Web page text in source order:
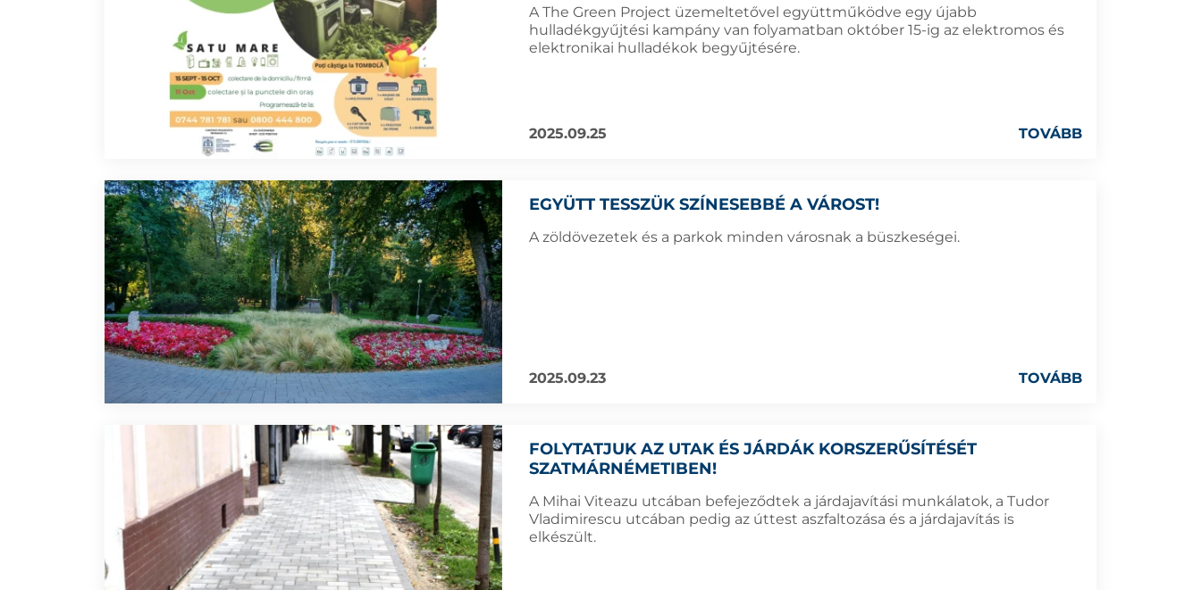
A The Green Project üzemeltetővel együttműködve egy újabb
hulladékgyűjtési kampány van folyamatban október 15-ig az elektromos és
elektronikai hulladékok begyűjtésére.
2025.09.25 TOVÁBB
EGYÜTT TESSZÜK SZÍNESEBBÉ A VÁROST!
A zöldövezetek és a parkok minden városnak a büszkeségei.
2025.09.23 TOVÁBB
FOLYTATJUK AZ UTAK ÉS JÁRDÁK KORSZERŰSÍTÉSÉT
SZATMÁRNÉMETIBEN!
A Mihai Viteazu utcában befejeződtek a járdajavítási munkálatok, a Tudor
Vladimirescu utcában pedig az úttest aszfaltozása és a járdajavítás is
elkészült.